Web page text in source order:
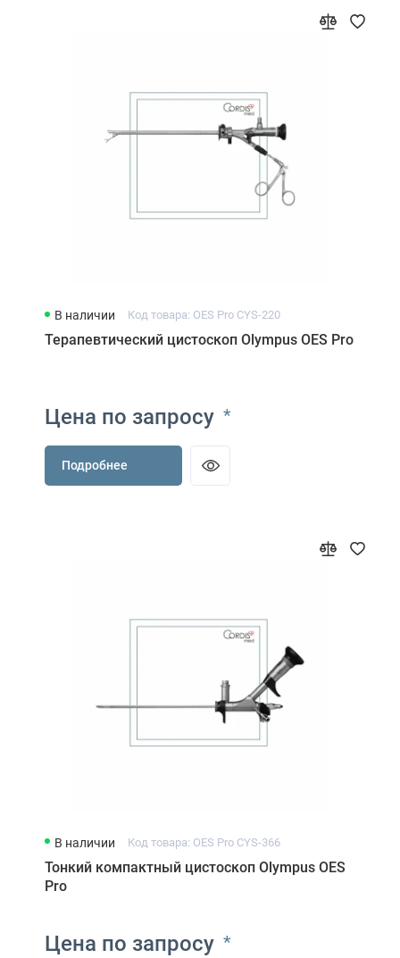
В наличии Код товара: OES Pro CYS-220
Терапевтический цистоскоп Olympus OES Pro
Цена по запросу *
Подробнее
В наличии Код товара: OES Pro CYS-366
Тонкий компактный цистоскоп Olympus OES
Pro
Цена по запросу *